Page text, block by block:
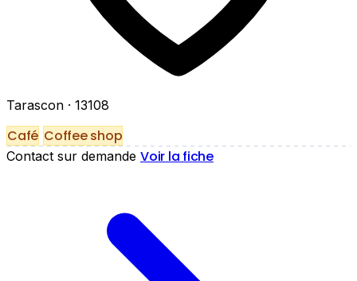
Tarascon · 13108
Café Coffee shop
Contact sur demande Voir la fiche